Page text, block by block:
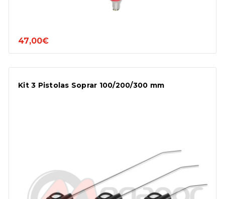
47,00€
Kit 3 Pistolas Soprar 100/200/300 mm